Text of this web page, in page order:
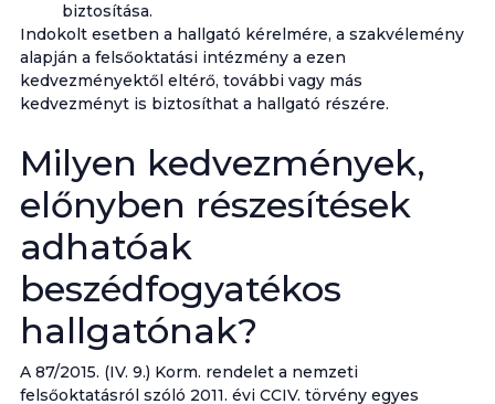
biztosítása.
Indokolt esetben a hallgató kérelmére, a szakvélemény
alapján a felsőoktatási intézmény a ezen
kedvezményektől eltérő, további vagy más
kedvezményt is biztosíthat a hallgató részére.
Milyen kedvezmények,
előnyben részesítések
adhatóak
beszédfogyatékos
hallgatónak?
A 87/2015. (IV. 9.) Korm. rendelet a nemzeti
felsőoktatásról szóló 2011. évi CCIV. törvény egyes